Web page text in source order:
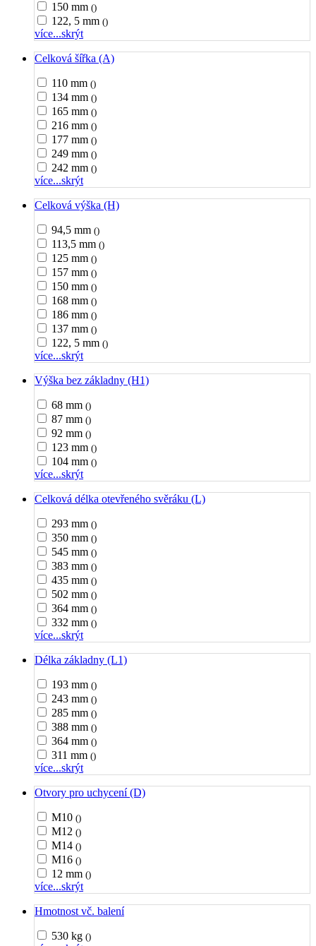
150 mm ()
122, 5 mm ()
více...skrýt
Celková šířka (A)
110 mm ()
134 mm ()
165 mm ()
216 mm ()
177 mm ()
249 mm ()
242 mm ()
více...skrýt
Celková výška (H)
94,5 mm ()
113,5 mm ()
125 mm ()
157 mm ()
150 mm ()
168 mm ()
186 mm ()
137 mm ()
122, 5 mm ()
více...skrýt
Výška bez základny (H1)
68 mm ()
87 mm ()
92 mm ()
123 mm ()
104 mm ()
více...skrýt
Celková délka otevřeného svěráku (L)
293 mm ()
350 mm ()
545 mm ()
383 mm ()
435 mm ()
502 mm ()
364 mm ()
332 mm ()
více...skrýt
Délka základny (L1)
193 mm ()
243 mm ()
285 mm ()
388 mm ()
364 mm ()
311 mm ()
více...skrýt
Otvory pro uchycení (D)
M10 ()
M12 ()
M14 ()
M16 ()
12 mm ()
více...skrýt
Hmotnost vč. balení
530 kg ()